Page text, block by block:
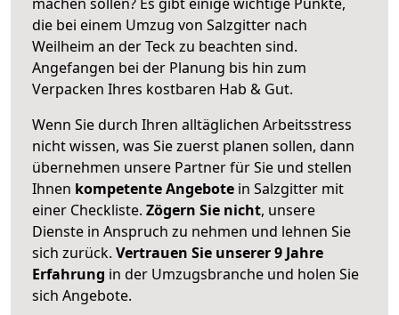
die bei einem Umzug von Salzgitter nach
Weilheim an der Teck zu beachten sind.
Angefangen bei der Planung bis hin zum
Verpacken Ihres kostbaren Hab & Gut.
Wenn Sie durch Ihren alltäglichen Arbeitsstress
nicht wissen, was Sie zuerst planen sollen, dann
übernehmen unsere Partner für Sie und stellen
Ihnen kompetente Angebote in Salzgitter mit
einer Checkliste. Zögern Sie nicht, unsere
Dienste in Anspruch zu nehmen und lehnen Sie
sich zurück. Vertrauen Sie unserer 9 Jahre
Erfahrung in der Umzugsbranche und holen Sie
sich Angebote.